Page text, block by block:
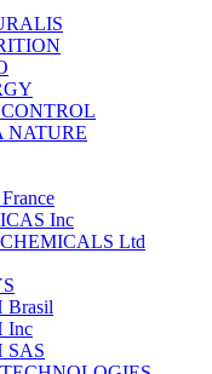
NATURE
Inc
Ltd
Brasil
Inc
SAS